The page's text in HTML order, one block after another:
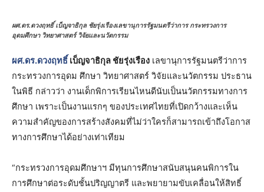
ผศ.ดร.ดวงฤทธิ์ เบ็ญจาธิกุล ชัยรุ่งเรืองเลขานุการรัฐมนตรีว่าการ กระทรวงการ
อุดมศึกษา วิทยาศาสตร์ วิจัยและนวัตกรรม
ผศ.ดร.ดวงฤทธิ์ เบ็ญจาธิกุล ชัยรุ่งเรือง เลขานุการรัฐมนตรีว่าการ
กระทรวงการอุดม ศึกษา วิทยาศาสตร์ วิจัยและนวัตกรรม ประธาน
ในพิธี กล่าวว่า งานเด็กพิการเรียนไหนดีนับเป็นนวัตกรรมทางการ
ศึกษา เพราะเป็นงานแรกๆ ของประเทศไทยที่เปิดกว้างและเห็น
ความสำคัญของการสร้างสังคมที่ไม่ว่าใครก็สามารถเข้าถึงโอกาส
ทางการศึกษาได้อย่างเท่าเทียม
“กระทรวงการอุดมศึกษาฯ มีทุนการศึกษาสนับสนุนคนพิการใน
การศึกษาต่อระดับชั้นปริญญาตรี และพยายามขับเคลื่อนให้สิทธิ์